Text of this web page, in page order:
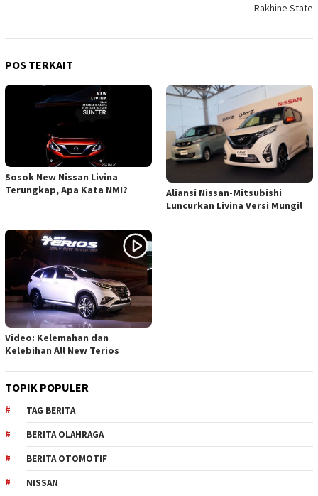
Rakhine State
POS TERKAIT
Sosok New Nissan Livina
Terungkap, Apa Kata NMI?
Aliansi Nissan-Mitsubishi
Luncurkan Livina Versi Mungil
Video: Kelemahan dan
Kelebihan All New Terios
TOPIK POPULER
TAG BERITA
BERITA OLAHRAGA
BERITA OTOMOTIF
NISSAN